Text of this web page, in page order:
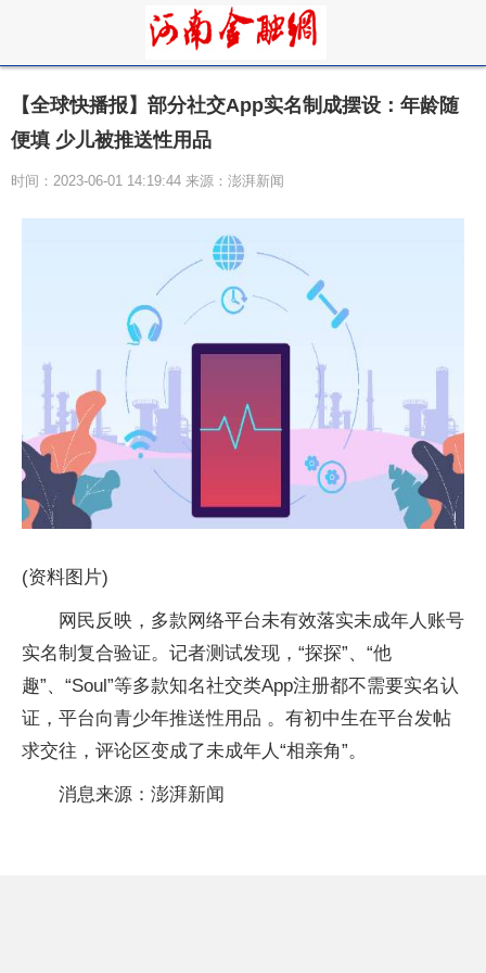
【全球快播报】部分社交App实名制成摆设：年龄随
便填 少儿被推送性用品
时间：2023-06-01 14:19:44 来源：澎湃新闻
(资料图片)
网民反映，多款网络平台未有效落实未成年人账号
实名制复合验证。记者测试发现，“探探”、“他
趣”、“Soul”等多款知名社交类App注册都不需要实名认
证，平台向青少年推送性用品 。有初中生在平台发帖
求交往，评论区变成了未成年人“相亲角”。
消息来源：澎湃新闻